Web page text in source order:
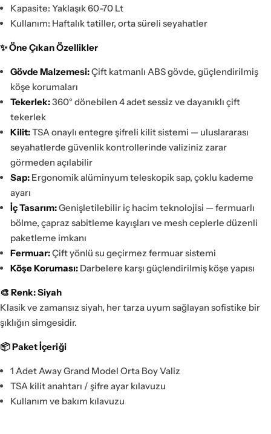
Kapasite: Yaklaşık 60-70 Lt
Kullanım: Haftalık tatiller, orta süreli seyahatler
✨ Öne Çıkan Özellikler
Gövde Malzemesi:Çift katmanlı ABS gövde, güçlendirilmiş
köşe korumaları
Tekerlek:360° dönebilen 4 adet sessiz ve dayanıklı çift
tekerlek
Kilit:TSA onaylı entegre şifreli kilit sistemi — uluslararası
seyahatlerde güvenlik kontrollerinde valiziniz zarar
görmeden açılabilir
Sap: Ergonomik alüminyum teleskopik sap, çoklu kademe
ayarı
İç Tasarım:Genişletilebilir iç hacim teknolojisi — fermuarlı
bölme, çapraz sabitleme kayışları ve mesh ceplerle düzenli
paketleme imkanı
Fermuar:Çift yönlü su geçirmez fermuar sistemi
Köşe Koruması: Darbelere karşı güçlendirilmiş köşe yapısı
🎨 Renk: Siyah
Klasik ve zamansız siyah, her tarza uyum sağlayan sofistike bir
şıklığın simgesidir.
📦 Paket İçeriği
1 Adet Away Grand Model Orta Boy Valiz
TSA kilit anahtarı / şifre ayar kılavuzu
Kullanım ve bakım kılavuzu